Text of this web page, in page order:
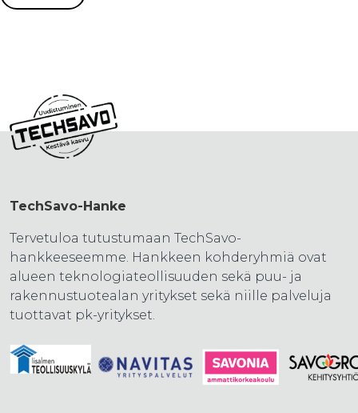
TechSavo-Hanke
Tervetuloa tutustumaan TechSavo-
hankkeeseemme. Hankkeen kohderyhmiä ovat
alueen teknologiateollisuuden sekä puu- ja
rakennustuotealan yritykset sekä niille palveluja
tuottavat pk-yritykset.